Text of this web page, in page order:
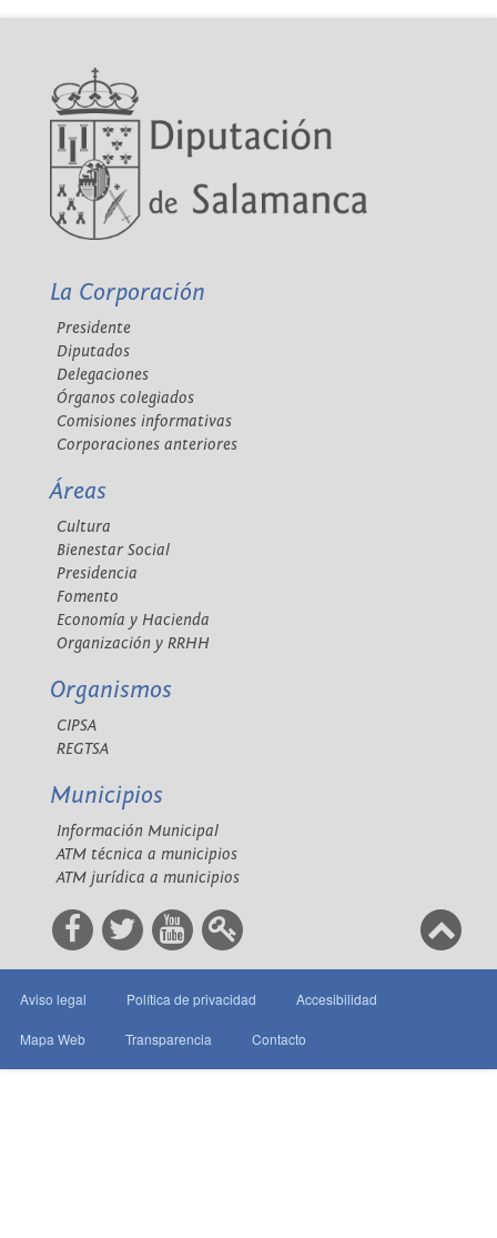
La Corporación
Presidente
Diputados
Delegaciones
Órganos colegiados
Comisiones informativas
Corporaciones anteriores
Áreas
Cultura
Bienestar Social
Presidencia
Fomento
Economía y Hacienda
Organización y RRHH
Organismos
CIPSA
REGTSA
Municipios
Información Municipal
ATM técnica a municipios
ATM jurídica a municipios
Aviso legal Política de privacidad Accesibilidad
Mapa Web Transparencia Contacto